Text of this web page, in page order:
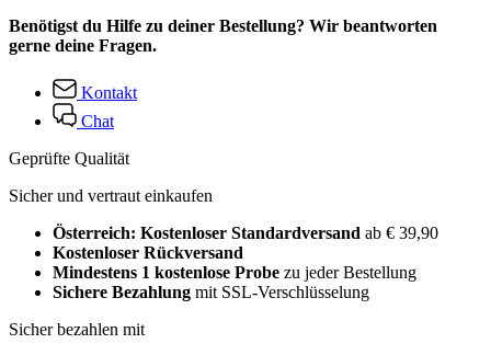
Benötigst du Hilfe zu deiner Bestellung? Wir beantworten
gerne deine Fragen.
Kontakt
Chat
Geprüfte Qualität
Sicher und vertraut einkaufen
Österreich: Kostenloser Standardversand ab € 39,90
Kostenloser Rückversand
Mindestens 1 kostenlose Probe zu jeder Bestellung
Sichere Bezahlung mit SSL-Verschlüsselung
Sicher bezahlen mit